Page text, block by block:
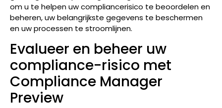
om u te helpen uw compliancerisico te beoordelen en
beheren, uw belangrijkste gegevens te beschermen
en uw processen te stroomlijnen.
Evalueer en beheer uw
compliance-risico met
Compliance Manager
Preview